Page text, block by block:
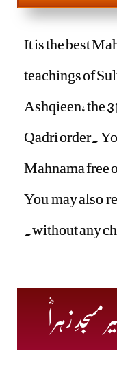
It is the best
teachings of
Ashqieen, the
Qadri order.
Mahnama free
You may also
without any
مسجدِ زہراؓ